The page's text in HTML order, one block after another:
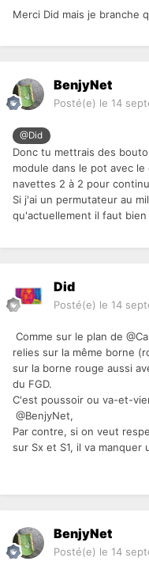
Merci Did mais je branche
BenjyNet
Posté(e) le 14
@Did
Donc tu mettrais des
module dans le pot avec
navettes 2 à 2 pour
Si j'ai un permutateur au
qu'actuellement il faut bien
Did
Posté(e) le 14
Comme sur le plan de
relies sur la même borne
sur la borne rouge aussi
du FGD.
C'est poussoir ou va-et-
@BenjyNet,
Par contre, si on veut
sur Sx et S1, il va manquer
BenjyNet
Posté(e) le 14